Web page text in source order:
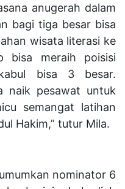
anugerah dalam
bagi tiga besar bisa
wisata literasi ke
bisa meraih poisisi
bisa 3 besar.
naik pesawat untuk
semangat latihan
Hakim,” tutur Mila.
nominator 6